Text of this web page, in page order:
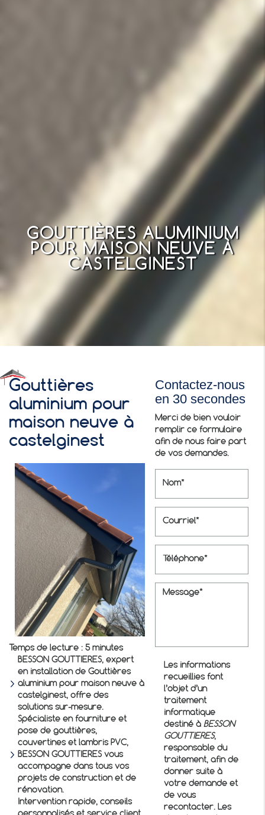
GOUTTIÈRES ALUMINIUM
POUR MAISON NEUVE À
CASTELGINEST
Gouttières
aluminium pour
maison neuve à
castelginest
Temps de lecture : 5 minutes
BESSON GOUTTIERES, expert
en installation de Gouttières
aluminium pour maison neuve à
castelginest, offre des
solutions sur-mesure.
Spécialiste en fourniture et
pose de gouttières,
couvertines et lambris PVC,
BESSON GOUTTIERES vous
accompagne dans tous vos
projets de construction et de
rénovation.
Intervention rapide, conseils
Contactez-nous
en 30 secondes
Merci de bien vouloir
remplir ce formulaire
afin de nous faire part
de vos demandes.
Les informations
recueillies font
l’objet d’un
traitement
informatique
destiné àBESSON
GOUTTIERES,
responsable du
traitement, afin de
donner suite à
votre demande et
de vous
recontacter. Les